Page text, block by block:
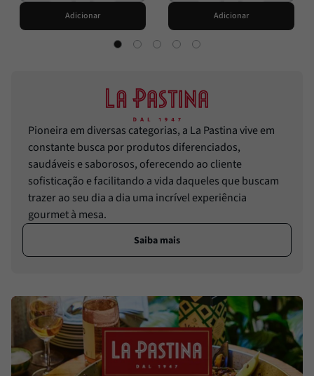
Adicionar Adicionar
Pioneira em diversas categorias, a La Pastina vive em
constante busca por produtos diferenciados,
saudáveis e saborosos, oferecendo ao cliente
sofisticação e facilitando a vida daqueles que buscam
trazer ao seu dia a dia uma incrível experiência
gourmet à mesa.
Saiba mais